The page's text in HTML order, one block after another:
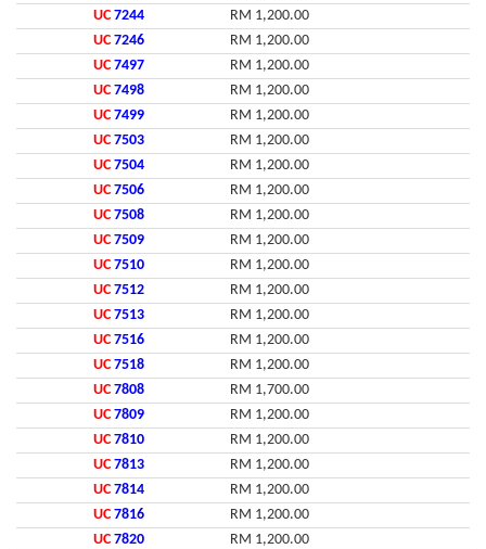
UC 7244
RM 1,200.00
UC 7246
RM 1,200.00
UC 7497
RM 1,200.00
UC 7498
RM 1,200.00
UC 7499
RM 1,200.00
UC 7503
RM 1,200.00
UC 7504
RM 1,200.00
UC 7506
RM 1,200.00
UC 7508
RM 1,200.00
UC 7509
RM 1,200.00
UC 7510
RM 1,200.00
UC 7512
RM 1,200.00
UC 7513
RM 1,200.00
UC 7516
RM 1,200.00
UC 7518
RM 1,200.00
UC 7808
RM 1,700.00
UC 7809
RM 1,200.00
UC 7810
RM 1,200.00
UC 7813
RM 1,200.00
UC 7814
RM 1,200.00
UC 7816
RM 1,200.00
UC 7820
RM 1,200.00